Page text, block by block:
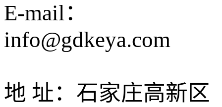
E-mail：
info@gdkeya.com
地 址：石家庄高新区